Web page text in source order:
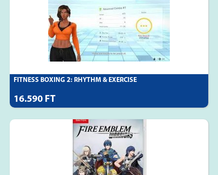
FITNESS BOXING 2: RHYTHM & EXERCISE
16.590 FT